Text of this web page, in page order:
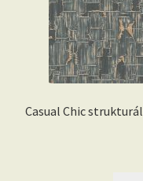
Casual Chic